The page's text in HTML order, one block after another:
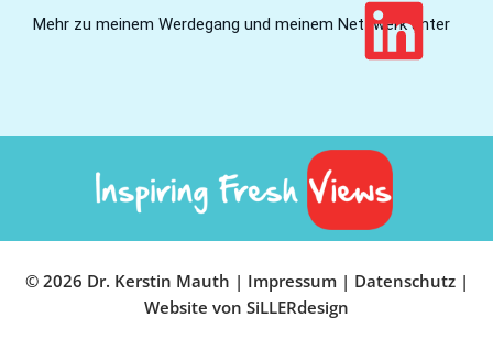
Mehr zu meinem Werdegang und meinem Netzwerk unter
© 2026 Dr. Kerstin Mauth | Impressum| Datenschutz|
Website von SiLLERdesign